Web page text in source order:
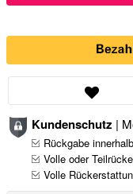
Kundenschutz |
Rückgabe
Volle oder
Volle